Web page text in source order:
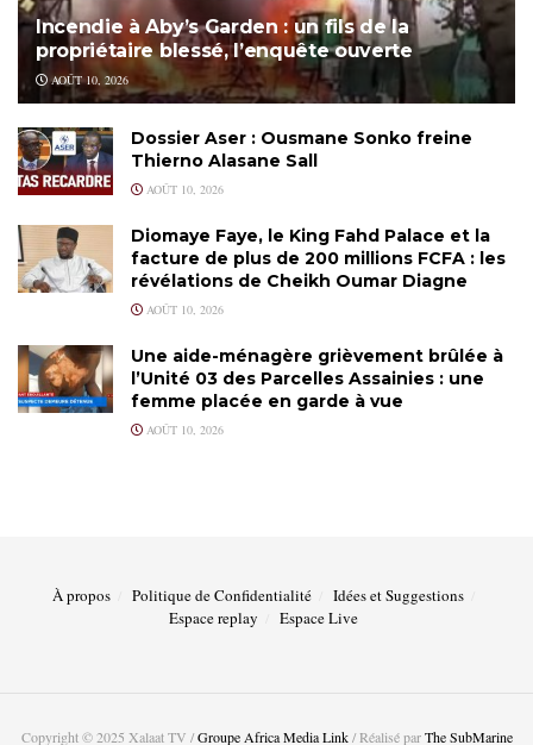
Incendie à Aby’s Garden : un fils de la
propriétaire blessé, l’enquête ouverte
AOÛT 10, 2026
Dossier Aser : Ousmane Sonko freine
Thierno Alasane Sall
AOÛT 10, 2026
Diomaye Faye, le King Fahd Palace et la
facture de plus de 200 millions FCFA : les
révélations de Cheikh Oumar Diagne
AOÛT 10, 2026
Une aide-ménagère grièvement brûlée à
l’Unité 03 des Parcelles Assainies : une
femme placée en garde à vue
AOÛT 10, 2026
À propos Politique de Confidentialité
Idées et Suggestions
Espace replay
Espace Live
Copyright © 2025 Xalaat TV /Groupe Africa Media Link/ Réalisé parThe SubMarine